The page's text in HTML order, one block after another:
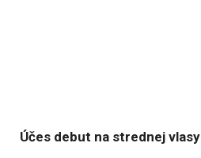
Účes debut na strednej vlasy